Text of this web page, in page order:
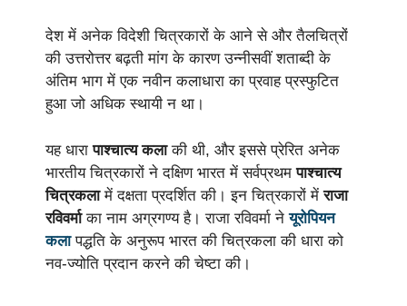
देश में अनेक विदेशी चित्रकारों के आने से और तैलचित्रों
की उत्तरोत्तर बढ़ती मांग के कारण उन्नीसवीं शताब्दी के
अंतिम भाग में एक नवीन कलाधारा का प्रवाह प्रस्फुटित
हुआ जो अधिक स्थायी न था।
यह धारापाश्चात्य कलाकी थी, और इससे प्रेरित अनेक
भारतीय चित्रकारों ने दक्षिण भारत में सर्वप्रथमपाश्चात्य
चित्रकलामें दक्षता प्रदर्शित की। इन चित्रकारों मेंराजा
रविवर्माका नाम अग्रगण्य है। राजा रविवर्मा नेयूरोपियन
कलापद्धति के अनुरूप भारत की चित्रकला की धारा को
नव-ज्योति प्रदान करने की चेष्टा की।